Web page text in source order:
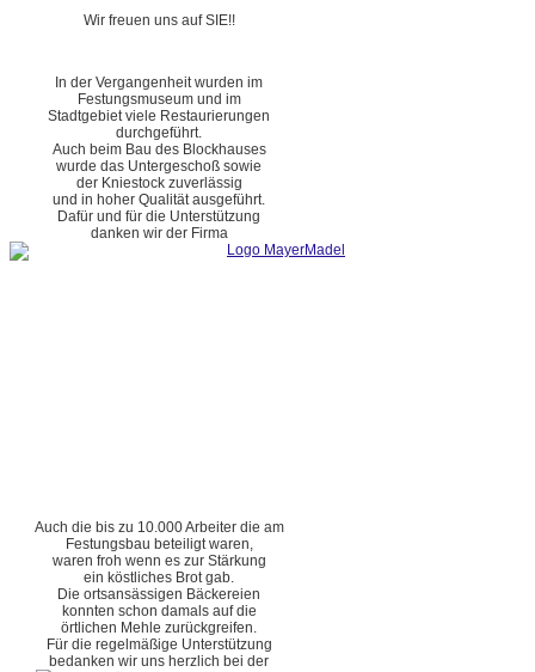
Wir freuen uns auf SIE!!
In der Vergangenheit wurden im
Festungsmuseum und im
Stadtgebiet viele Restaurierungen
durchgeführt.
Auch beim Bau des Blockhauses
wurde das Untergeschoß sowie
der Kniestock zuverlässig
und in hoher Qualität ausgeführt.
Dafür und für die Unterstützung
danken wir der Firma
Auch die bis zu 10.000 Arbeiter die am
Festungsbau beteiligt waren,
waren froh wenn es zur Stärkung
ein köstliches Brot gab.
Die ortsansässigen Bäckereien
konnten schon damals auf die
örtlichen Mehle zurückgreifen.
Für die regelmäßige Unterstützung
bedanken wir uns herzlich bei der